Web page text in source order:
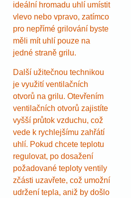
ideální hromadu uhlí umístit
vlevo nebo vpravo, zatímco
pro nepřímé grilování byste
měli mít uhlí pouze na
jedné straně grilu.
Další užitečnou technikou
je využití ventilačních
otvorů na grilu. Otevřením
ventilačních otvorů zajistíte
vyšší průtok vzduchu, což
vede k rychlejšímu zahřátí
uhlí. Pokud chcete teplotu
regulovat, po dosažení
požadované teploty ventily
zčásti uzavřete, což umožní
udržení tepla, aniž by došlo